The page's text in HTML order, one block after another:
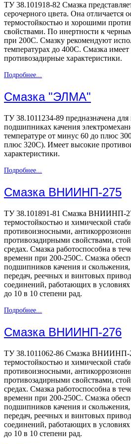
ТУ 38.101918-82 Смазка
серочерного цвета. Она отличается
термостойкостью и хорошими
свойствами. По инертности к
при 200С. Смазку рекомендуют
температурах до 400С. Смазка
противозадирные характеристики.
Подробнее...
Смазка "ЭЛМА"
ТУ 38.1011234-89 предназначена
подшипниках качения
температуре от минус 60 до плюс
плюс 320С). Имеет высокие
характеристики.
Подробнее...
Смазка ВНИИНП-275
ТУ 38.101891-81 Смазка ВНИИНП-
термостойкостью и химической
противоизносными,
противозадирными свойствами,
средах. Смазка работоспособна в
времени при 200-250С. Смазка
подшипников качения и
передач, реечных и винтовых
соединений, работающих в условиях
до 10 в 10 степени рад.
Подробнее...
Смазка ВНИИНП-276
ТУ 38.1011062-86 Смазка ВНИИНП-
термостойкостью и химической
противоизносными,
противозадирными свойствами,
средах. Смазка работоспособна в
времени при 200-250С. Смазка
подшипников качения и
передач, реечных и винтовых
соединений, работающих в условиях
до 10 в 10 степени рад.